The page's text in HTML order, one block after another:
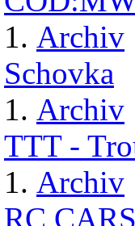
Archiv
Schovka
Archiv
TTT -
Archiv
RC CARS